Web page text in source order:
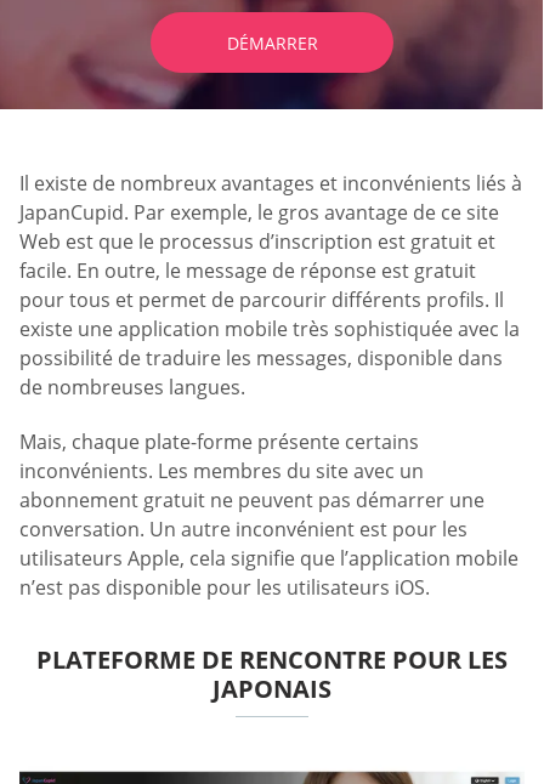
DÉMARRER
Il existe de nombreux avantages et inconvénients liés à
JapanCupid. Par exemple, le gros avantage de ce site
Web est que le processus d’inscription est gratuit et
facile. En outre, le message de réponse est gratuit
pour tous et permet de parcourir différents profils. Il
existe une application mobile très sophistiquée avec la
possibilité de traduire les messages, disponible dans
de nombreuses langues.
Mais, chaque plate-forme présente certains
inconvénients. Les membres du site avec un
abonnement gratuit ne peuvent pas démarrer une
conversation. Un autre inconvénient est pour les
utilisateurs Apple, cela signifie que l’application mobile
n’est pas disponible pour les utilisateurs iOS.
PLATEFORME DE RENCONTRE POUR LES
JAPONAIS